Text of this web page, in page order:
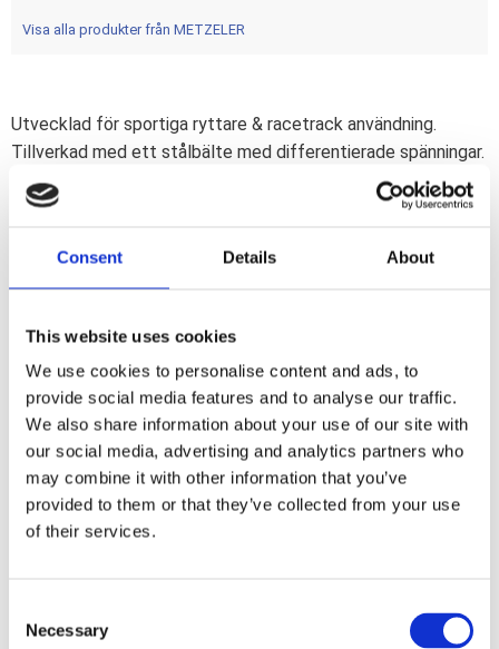
Consent Details About
This website uses cookies
We use cookies to personalise content and ads, to
provide social media features and to analyse our traffic.
We also share information about your use of our site with
our social media, advertising and analytics partners who
may combine it with other information that you’ve
provided to them or that they’ve collected from your use
of their services.
Necessary
Visa alla produkter från METZELER
Utvecklad för sportiga ryttare & racetrack användning.
Tillverkad med ett stålbälte med differentierade spänningar.
Multicompound; ökat grepp med större mager vinklar & bra
hållbarhet. 17 tum. Front. TL.
a
c
e
b
o
o
k
Omdömen
Du
Bli den första att lämna ett omdöme.